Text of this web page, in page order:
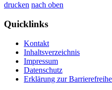
drucken nach oben
Quicklinks
Kontakt
Inhaltsverzeichnis
Impressum
Datenschutz
Erklärung zur